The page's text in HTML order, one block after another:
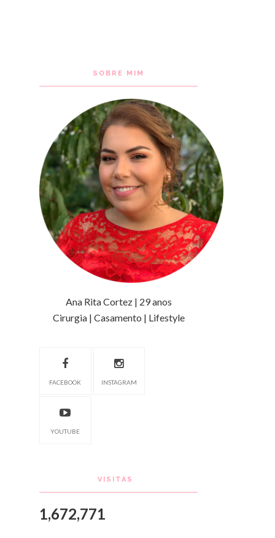
SOBRE MIM
Ana Rita Cortez | 29 anos
Cirurgia | Casamento | Lifestyle
FACEBOOK INSTAGRAM
YOUTUBE
VISITAS
1,672,771